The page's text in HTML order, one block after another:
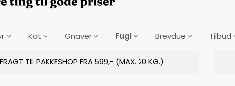
Kat Gnaver Fugl Brevdue Tilbud
TIL PAKKESHOP FRA 599,- (MAX. 20 KG.)